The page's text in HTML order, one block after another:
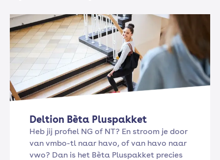
Deltion Bèta Pluspakket
Heb jij profiel NG of NT? En stroom je door
van vmbo-tl naar havo, of van havo naar
vwo? Dan is het Bèta Pluspakket precies